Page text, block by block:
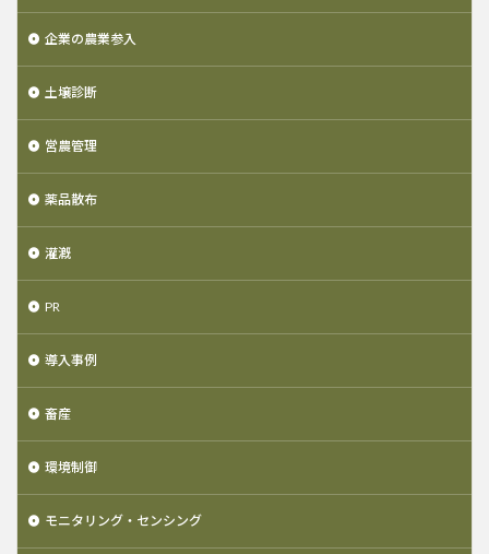
企業の農業参入
土壌診断
営農管理
薬品散布
灌漑
PR
導入事例
畜産
環境制御
モニタリング・センシング